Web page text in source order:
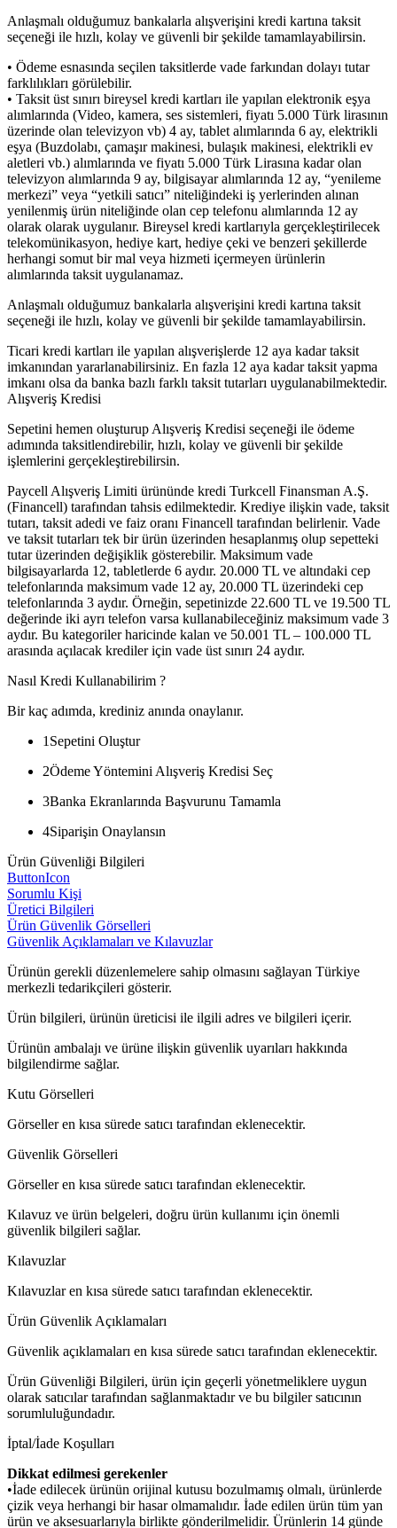
Anlaşmalı olduğumuz bankalarla alışverişini kredi kartına taksit
seçeneği ile hızlı, kolay ve güvenli bir şekilde tamamlayabilirsin.
• Ödeme esnasında seçilen taksitlerde vade farkından dolayı tutar
farklılıkları görülebilir.
• Taksit üst sınırı bireysel kredi kartları ile yapılan elektronik eşya
alımlarında (Video, kamera, ses sistemleri, fiyatı 5.000 Türk lirasının
üzerinde olan televizyon vb) 4 ay, tablet alımlarında 6 ay, elektrikli
eşya (Buzdolabı, çamaşır makinesi, bulaşık makinesi, elektrikli ev
aletleri vb.) alımlarında ve fiyatı 5.000 Türk Lirasına kadar olan
televizyon alımlarında 9 ay, bilgisayar alımlarında 12 ay, “yenileme
merkezi” veya “yetkili satıcı” niteliğindeki iş yerlerinden alınan
yenilenmiş ürün niteliğinde olan cep telefonu alımlarında 12 ay
olarak olarak uygulanır. Bireysel kredi kartlarıyla gerçekleştirilecek
telekomünikasyon, hediye kart, hediye çeki ve benzeri şekillerde
herhangi somut bir mal veya hizmeti içermeyen ürünlerin
alımlarında taksit uygulanamaz.
Anlaşmalı olduğumuz bankalarla alışverişini kredi kartına taksit
seçeneği ile hızlı, kolay ve güvenli bir şekilde tamamlayabilirsin.
Ticari kredi kartları ile yapılan alışverişlerde 12 aya kadar taksit
imkanından yararlanabilirsiniz. En fazla 12 aya kadar taksit yapma
imkanı olsa da banka bazlı farklı taksit tutarları uygulanabilmektedir.
Alışveriş Kredisi
Sepetini hemen oluşturup Alışveriş Kredisi seçeneği ile ödeme
adımında taksitlendirebilir, hızlı, kolay ve güvenli bir şekilde
işlemlerini gerçekleştirebilirsin.
Paycell Alışveriş Limiti ürününde kredi Turkcell Finansman A.Ş.
(Financell) tarafından tahsis edilmektedir. Krediye ilişkin vade, taksit
tutarı, taksit adedi ve faiz oranı Financell tarafından belirlenir. Vade
ve taksit tutarları tek bir ürün üzerinden hesaplanmış olup sepetteki
tutar üzerinden değişiklik gösterebilir. Maksimum vade
bilgisayarlarda 12, tabletlerde 6 aydır. 20.000 TL ve altındaki cep
telefonlarında maksimum vade 12 ay, 20.000 TL üzerindeki cep
telefonlarında 3 aydır. Örneğin, sepetinizde 22.600 TL ve 19.500 TL
değerinde iki ayrı telefon varsa kullanabileceğiniz maksimum vade 3
aydır. Bu kategoriler haricinde kalan ve 50.001 TL – 100.000 TL
arasında açılacak krediler için vade üst sınırı 24 aydır.
Nasıl Kredi Kullanabilirim ?
Bir kaç adımda, krediniz anında onaylanır.
1 Sepetini Oluştur
2Ödeme Yöntemini Alışveriş Kredisi Seç
3Banka Ekranlarında Başvurunu Tamamla
4Siparişin Onaylansın
Ürün Güvenliği Bilgileri
ButtonIcon
Sorumlu Kişi
Üretici Bilgileri
Ürün Güvenlik Görselleri
Güvenlik Açıklamaları ve Kılavuzlar
Ürünün gerekli düzenlemelere sahip olmasını sağlayan Türkiye
merkezli tedarikçileri gösterir.
Ürün bilgileri, ürünün üreticisi ile ilgili adres ve bilgileri içerir.
Ürünün ambalajı ve ürüne ilişkin güvenlik uyarıları hakkında
bilgilendirme sağlar.
Kutu Görselleri
Görseller en kısa sürede satıcı tarafından eklenecektir.
Güvenlik Görselleri
Görseller en kısa sürede satıcı tarafından eklenecektir.
Kılavuz ve ürün belgeleri, doğru ürün kullanımı için önemli
güvenlik bilgileri sağlar.
Kılavuzlar
Kılavuzlar en kısa sürede satıcı tarafından eklenecektir.
Ürün Güvenlik Açıklamaları
Güvenlik açıklamaları en kısa sürede satıcı tarafından eklenecektir.
Ürün Güvenliği Bilgileri, ürün için geçerli yönetmeliklere uygun
olarak satıcılar tarafından sağlanmaktadır ve bu bilgiler satıcının
sorumluluğundadır.
İptal/İade Koşulları
Dikkat edilmesi gerekenler
•İade edilecek ürünün orijinal kutusu bozulmamış olmalı, ürünlerde
çizik veya herhangi bir hasar olmamalıdır. İade edilen ürün tüm yan
ürün ve aksesuarlarıyla birlikte gönderilmelidir. Ürünlerin 14 günde